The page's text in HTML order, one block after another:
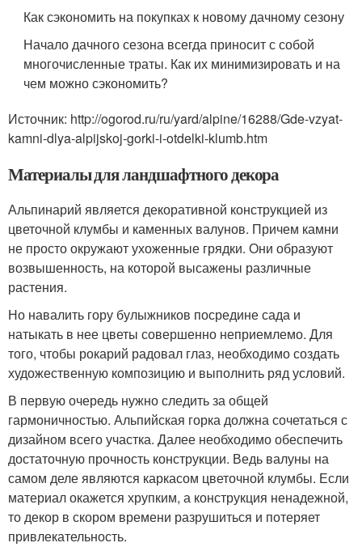
Как сэкономить на покупках к новому дачному сезону
Начало дачного сезона всегда приносит с собой
многочисленные траты. Как их минимизировать и на
чем можно сэкономить?
Источник: http://ogorod.ru/ru/yard/alpine/16288/Gde-vzyat-
kamni-dlya-alpijskoj-gorki-i-otdelki-klumb.htm
Материалы для ландшафтного декора
Альпинарий является декоративной конструкцией из
цветочной клумбы и каменных валунов. Причем камни
не просто окружают ухоженные грядки. Они образуют
возвышенность, на которой высажены различные
растения.
Но навалить гору булыжников посредине сада и
натыкать в нее цветы совершенно неприемлемо. Для
того, чтобы рокарий радовал глаз, необходимо создать
художественную композицию и выполнить ряд условий.
В первую очередь нужно следить за общей
гармоничностью. Альпийская горка должна сочетаться с
дизайном всего участка. Далее необходимо обеспечить
достаточную прочность конструкции. Ведь валуны на
самом деле являются каркасом цветочной клумбы. Если
материал окажется хрупким, а конструкция ненадежной,
то декор в скором времени разрушиться и потеряет
привлекательность.